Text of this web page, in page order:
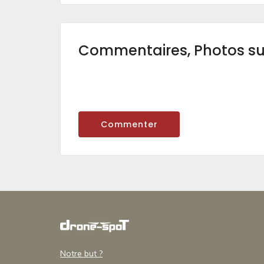
Commentaires, Photos
Commenter
Notre but ?